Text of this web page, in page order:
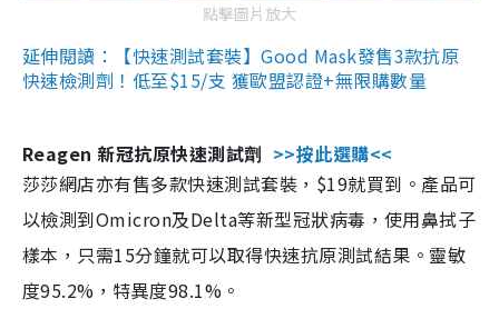
點擊圖片放大
延伸閱讀：【快速測試套裝】Good Mask發售3款抗原
快速檢測劑！低至$15/支 獲歐盟認證+無限購數量
Reagen 新冠抗原快速測試劑 >>按此選購<<
莎莎網店亦有售多款快速測試套裝，$19就買到。產品可
以檢測到Omicron及Delta等新型冠狀病毒，使用鼻拭子
樣本，只需15分鐘就可以取得快速抗原測試結果。靈敏
度95.2%，特異度98.1%。